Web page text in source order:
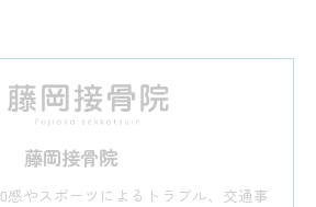
藤岡接骨院
感やスポーツによるトラブル、交通事